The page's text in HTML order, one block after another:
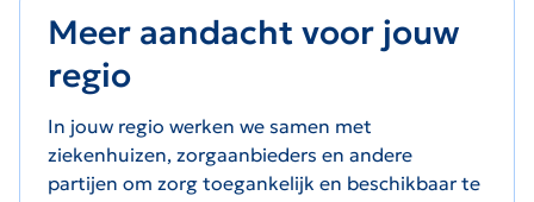
Meer aandacht voor jouw
regio
In jouw regio werken we samen met
ziekenhuizen, zorgaanbieders en andere
partijen om zorg toegankelijk en beschikbaar te